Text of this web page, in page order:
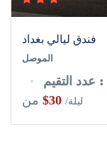
فندق ليالي بغداد
الموصل
: عدد التقيم
من $30 /ليلة